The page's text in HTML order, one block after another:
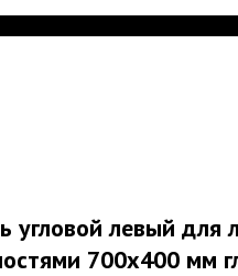
угловой левый для
700x400 мм